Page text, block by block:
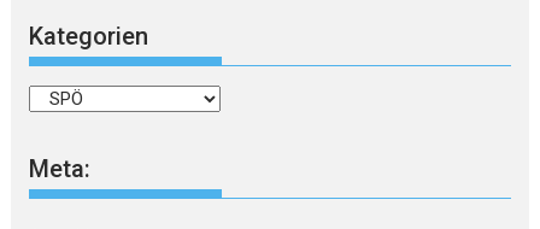
Kategorien
Kategorien
Meta: